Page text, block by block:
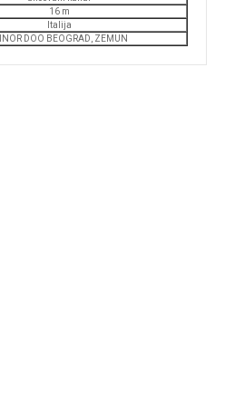
16 m
Italija
DOO BEOGRAD, ZEMUN